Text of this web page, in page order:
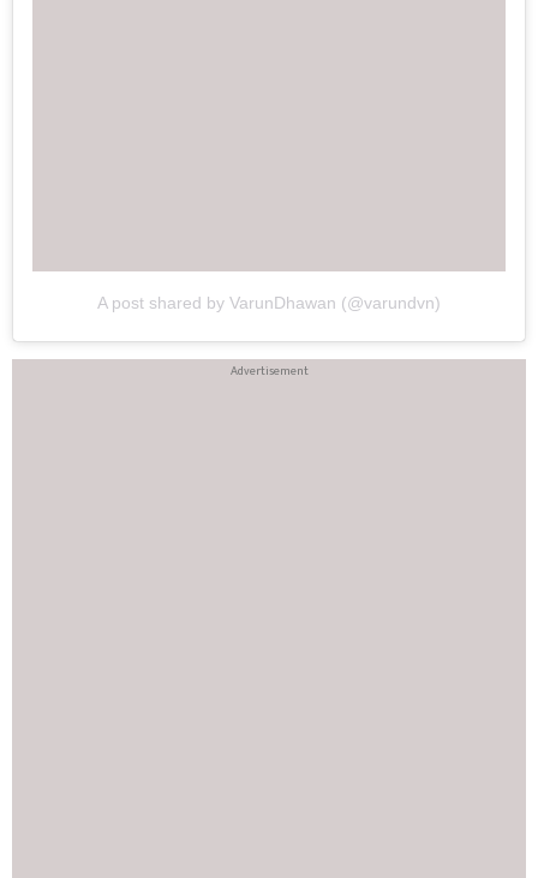
A post shared by VarunDhawan (@varundvn)